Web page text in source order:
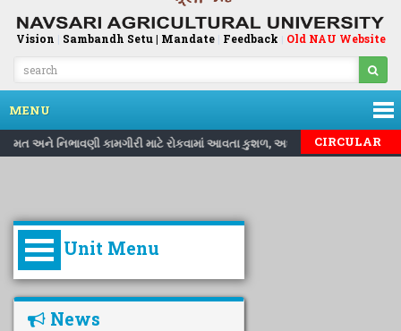
Vision | Sambandh Setu | Mandate| Feedback | Old NAU Website
MENU
અને નિભાવણી કામગીરી માટે રોકવામાં આવતા કુશળ, અર્ઘકુશળ, બિનકુશળCIRCULAR
Unit Menu
Introduction
News